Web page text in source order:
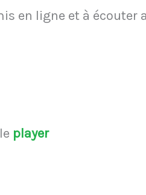
en ligne et à écouter
player